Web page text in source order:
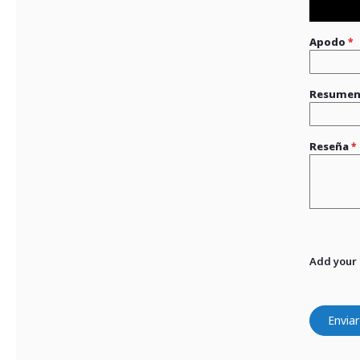
Apodo
Resumen
Reseña
Add your